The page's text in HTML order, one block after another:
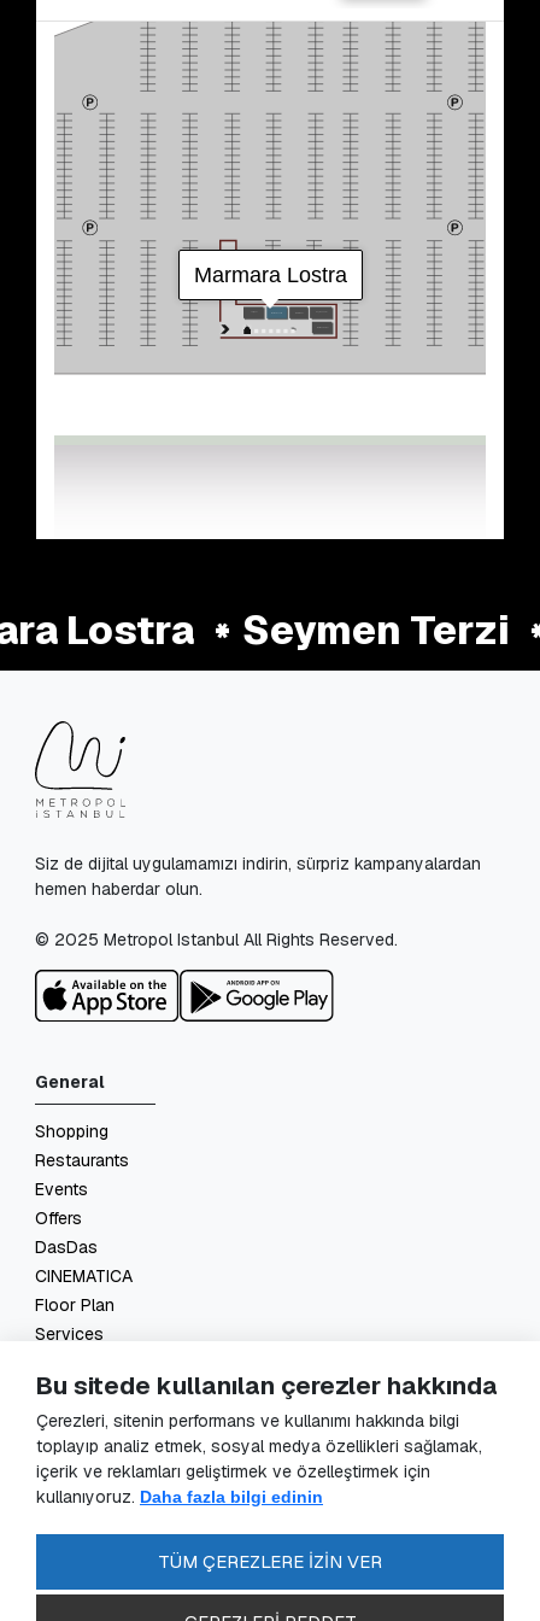
Lostra Seymen Terzi
Siz de dijital uygulamamızı indirin, sürpriz kampanyalardan
hemen haberdar olun.
© 2025 Metropol Istanbul All Rights Reserved.
General
Shopping
Restaurants
Events
Offers
DasDas
CINEMATICA
Floor Plan
Services
GDPR Application
GDPR
Data Controller Application
Security Cameras Clarification
FAQ
Bu sitede kullanılan çerezler hakkında
Çerezleri, sitenin performans ve kullanımı hakkında bilgi
toplayıp analiz etmek, sosyal medya özellikleri sağlamak,
içerik ve reklamları geliştirmek ve özelleştirmek için
kullanıyoruz. Daha fazla bilgi edinin
TÜM ÇEREZLERE İZİN VER